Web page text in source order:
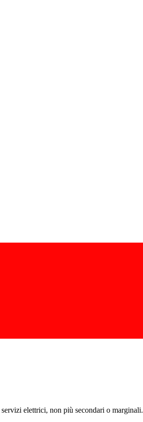
elettrici, non più secondari o marginali.